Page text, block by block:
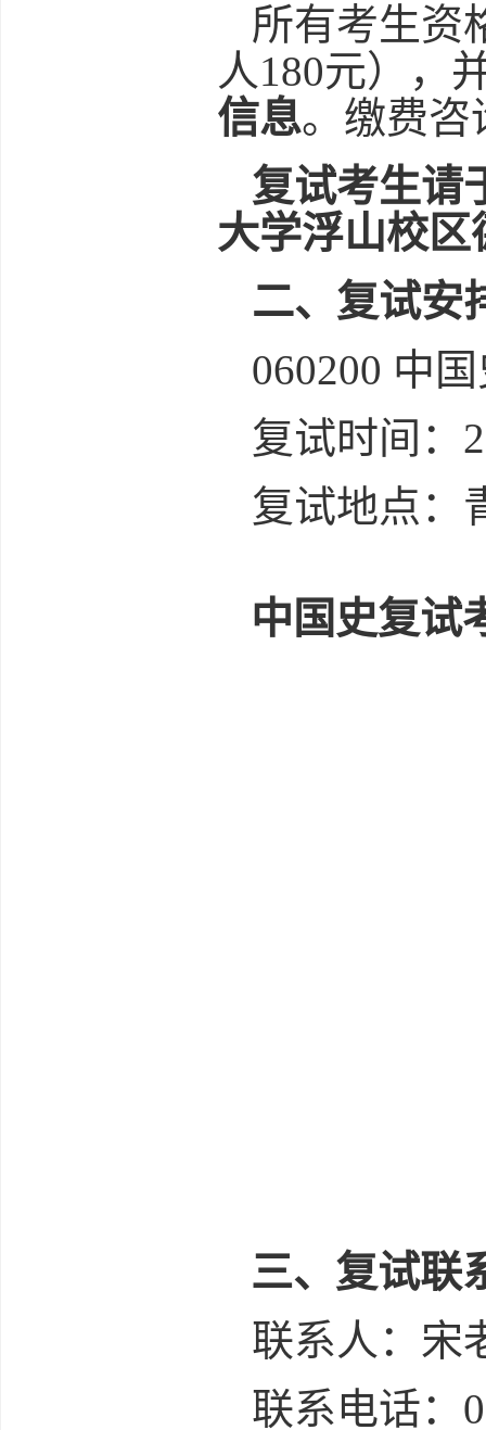
所有考生资
人180元），
信息。缴费咨
复试考生请
大学浮山校区
二、复试安
060200 中
复试时间：
复试地点：
中国史复试
三、复试联
联系人：宋
联系电话：